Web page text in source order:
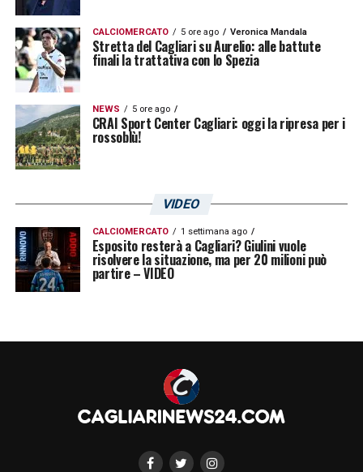
CALCIOMERCATO 5 ore ago Veronica Mandala
Stretta del Cagliari su Aurelio: alle battute
finali la trattativa con lo Spezia
NEWS 5 ore ago
CRAI Sport Center Cagliari: oggi la ripresa per i
rossoblù!
VIDEO
CALCIOMERCATO 1 settimana ago
Esposito resterà a Cagliari? Giulini vuole
risolvere la situazione, ma per 20 milioni può
partire – VIDEO